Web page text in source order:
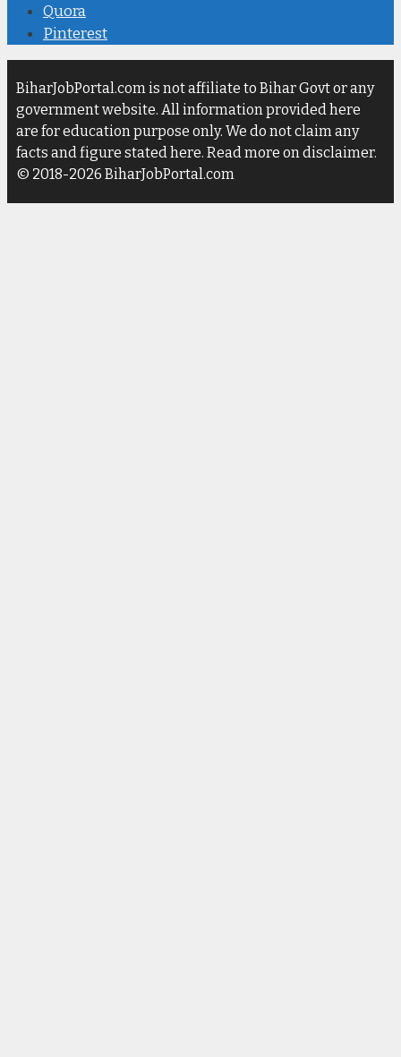
Quora
Pinterest
BiharJobPortal.com is not affiliate to Bihar Govt or any
government website. All information provided here
are for education purpose only. We do not claim any
facts and figure stated here. Read more on disclaimer.
© 2018-2026 BiharJobPortal.com